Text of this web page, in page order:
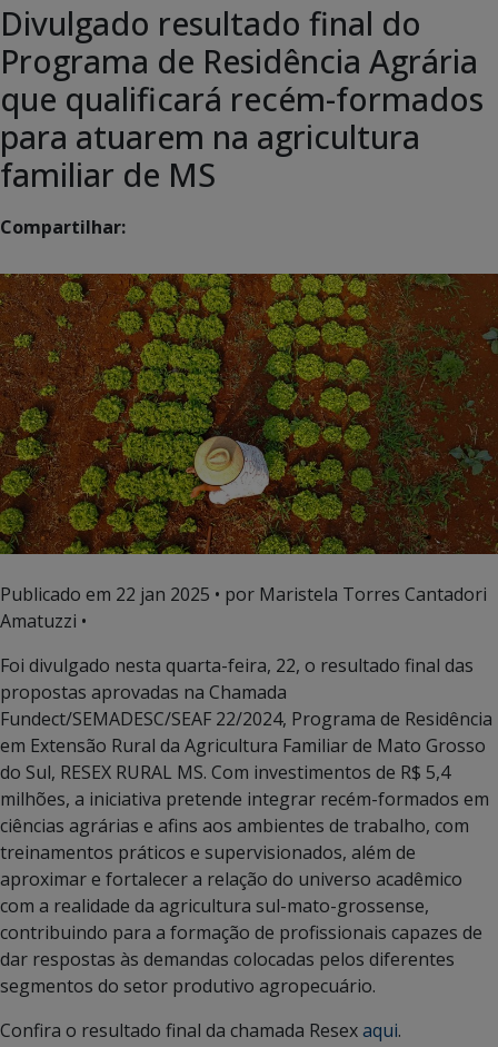
Divulgado resultado final do
Programa de Residência Agrária
que qualificará recém-formados
para atuarem na agricultura
familiar de MS
Compartilhar:
Publicado em 22 jan 2025 • por Maristela Torres Cantadori
Amatuzzi •
Foi divulgado nesta quarta-feira, 22, o resultado final das
propostas aprovadas na Chamada
Fundect/SEMADESC/SEAF 22/2024, Programa de Residência
em Extensão Rural da Agricultura Familiar de Mato Grosso
do Sul, RESEX RURAL MS. Com investimentos de R$ 5,4
milhões, a iniciativa pretende integrar recém-formados em
ciências agrárias e afins aos ambientes de trabalho, com
treinamentos práticos e supervisionados, além de
aproximar e fortalecer a relação do universo acadêmico
com a realidade da agricultura sul-mato-grossense,
contribuindo para a formação de profissionais capazes de
dar respostas às demandas colocadas pelos diferentes
segmentos do setor produtivo agropecuário.
Confira o resultado final da chamada Resexaqui.